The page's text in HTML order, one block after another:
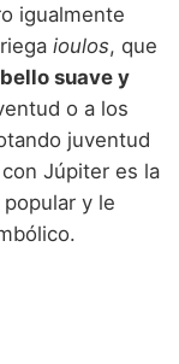
igualmente
ioulos, que
suave y
o a los
juventud
Júpiter es la
y le